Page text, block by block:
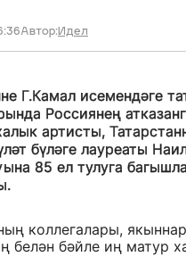
Автор:Идел
Г.Камал исемендәге
Россиянең
артисты,
бүләге лауреаты
85 ел тулуга
коллегалары,
белән бәйле иң матур